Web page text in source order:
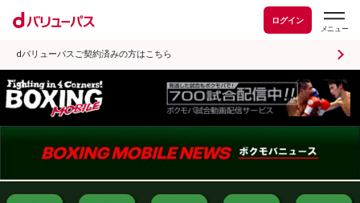
ログイン
dバリューパスご契約済みの方はこちら